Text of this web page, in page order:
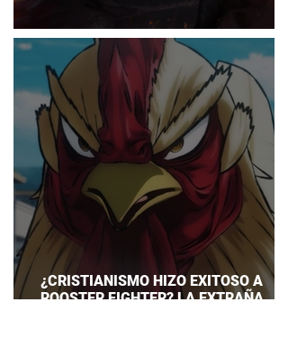
DUNGEONS & DRAGONS ¿TE
¿CRISTIANISMO HIZO EXITOSO A
ROOSTER FIGHTER? LA EXTRAÑA